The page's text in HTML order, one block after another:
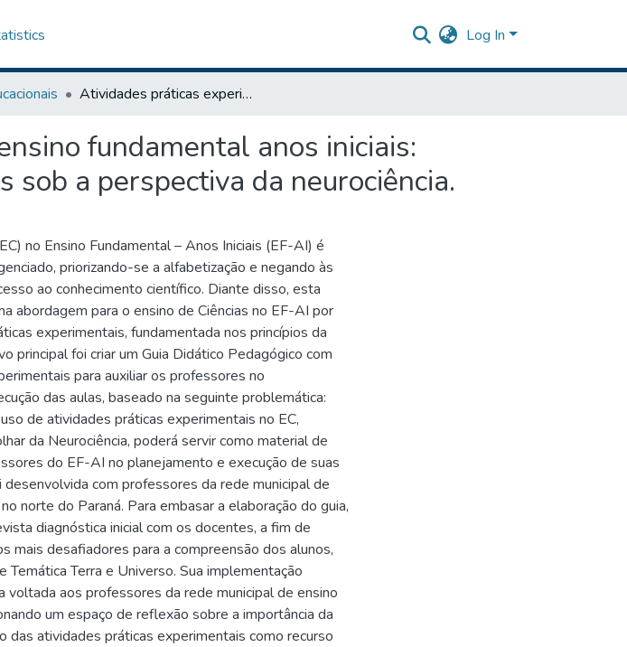
Log In
Atividades práticas experimentais no ensino fundamental anos iniciais: otimizando a aprendizagem de ciências sob a perspectiva da neurociência.
fundamental anos iniciais:
sob a perspectiva da neurociência.
no Ensino Fundamental – Anos Iniciais (EF-AI) é
priorizando-se a alfabetização e negando às
ao conhecimento científico. Diante disso, esta
abordagem para o ensino de Ciências no EF-AI por
experimentais, fundamentada nos princípios da
principal foi criar um Guia Didático Pedagógico com
para auxiliar os professores no
das aulas, baseado na seguinte problemática:
de atividades práticas experimentais no EC,
da Neurociência, poderá servir como material de
do EF-AI no planejamento e execução de suas
desenvolvida com professores da rede municipal de
norte do Paraná. Para embasar a elaboração do guia,
diagnóstica inicial com os docentes, a fim de
mais desafiadores para a compreensão dos alunos,
Temática Terra e Universo. Sua implementação
voltada aos professores da rede municipal de ensino
um espaço de reflexão sobre a importância da
das atividades práticas experimentais como recurso